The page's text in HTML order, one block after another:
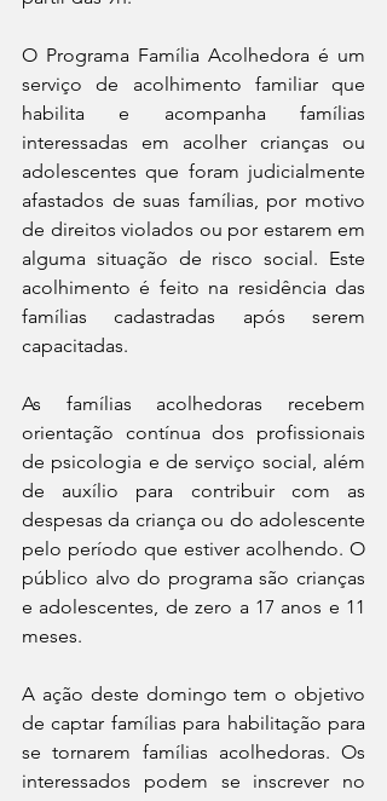
O Programa Família Acolhedora é um
serviço de acolhimento familiar que
habilita e acompanha famílias
interessadas em acolher crianças ou
adolescentes que foram judicialmente
afastados de suas famílias, por motivo
de direitos violados ou por estarem em
alguma situação de risco social. Este
acolhimento é feito na residência das
famílias cadastradas após serem
capacitadas.
As famílias acolhedoras recebem
orientação contínua dos profissionais
de psicologia e de serviço social, além
de auxílio para contribuir com as
despesas da criança ou do adolescente
pelo período que estiver acolhendo. O
público alvo do programa são crianças
e adolescentes, de zero a 17 anos e 11
meses.
A ação deste domingo tem o objetivo
de captar famílias para habilitação para
se tornarem famílias acolhedoras. Os
interessados podem se inscrever no